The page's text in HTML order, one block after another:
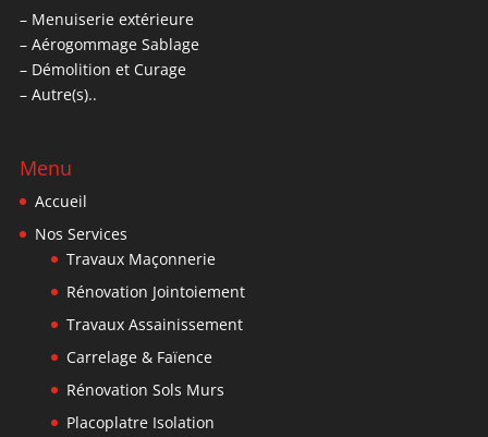
– Menuiserie extérieure
– Aérogommage Sablage
– Démolition et Curage
– Autre(s)..
Menu
Accueil
Nos Services
Travaux Maçonnerie
Rénovation Jointoiement
Travaux Assainissement
Carrelage & Faïence
Rénovation Sols Murs
Placoplatre Isolation